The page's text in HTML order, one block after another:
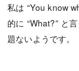
私は “You know
的に “What?” と
題ないようです。